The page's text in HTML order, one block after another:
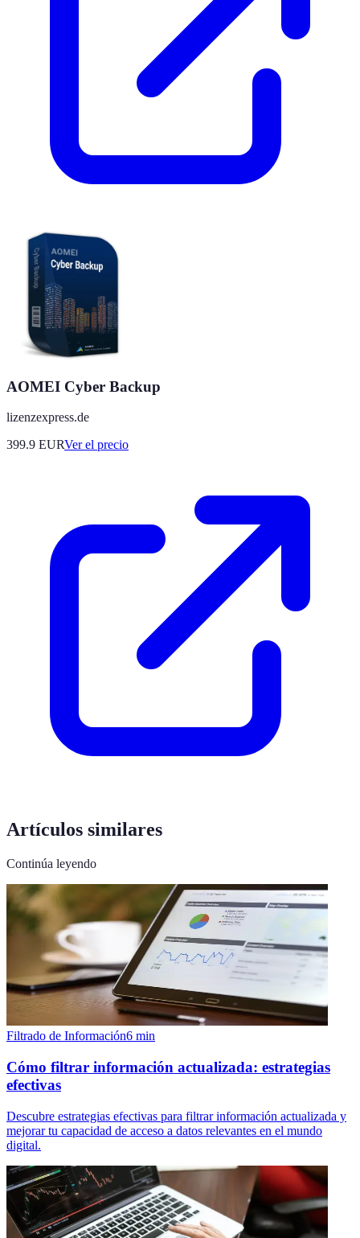
AOMEI Cyber Backup
lizenzexpress.de
399.9 EURVer el precio
Artículos similares
Continúa leyendo
Filtrado de Información6 min
Cómo filtrar información actualizada: estrategias
efectivas
Descubre estrategias efectivas para filtrar información actualizada y
mejorar tu capacidad de acceso a datos relevantes en el mundo
digital.